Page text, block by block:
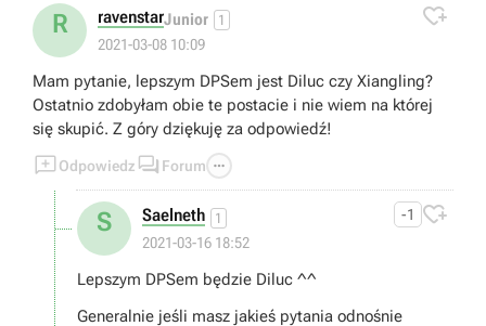
R ravenstarJunior 1
2021-03-08 10:09

Mam pytanie, lepszym DPSem jest Diluc czy Xiangling?
Ostatnio zdobyłam obie te postacie i nie wiem na której
się skupić. Z góry dziękuję za odpowiedź!
Odpowiedz  Forum 
S Saelneth 1
2021-03-16 18:52
-1 
Lepszym DPSem będzie Diluc ^^
Generalnie jeśli masz jakieś pytania odnośnie